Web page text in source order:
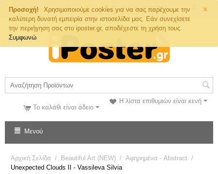
×
Προσοχή!
Χρησιμοποιούμε cookies για να σας παρέχουμε την
καλύτερη δυνατή εμπειρία στην ιστοσελίδα μας. Εάν συνεχίσετε
την περιήγηση σας στο iposter.gr, αποδέχεστε τη χρήση τους.
Συμφωνώ
Τηλ. Παραγγελιών
Η λίστα επιθυμιών είναι κενή
Το καλάθι είναι άδειο
Μενού
Αρχική Σελίδα / Beautiful Art (NEW) / Αφηρημένα - Abstract /
Unexpected Clouds II - Vassileva Silvia